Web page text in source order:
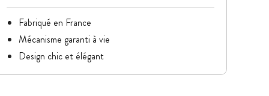
Fabriqué en France
Mécanisme garanti à vie
Design chic et élégant